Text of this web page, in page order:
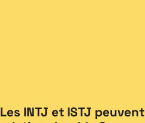
Les INTJ et ISTJ